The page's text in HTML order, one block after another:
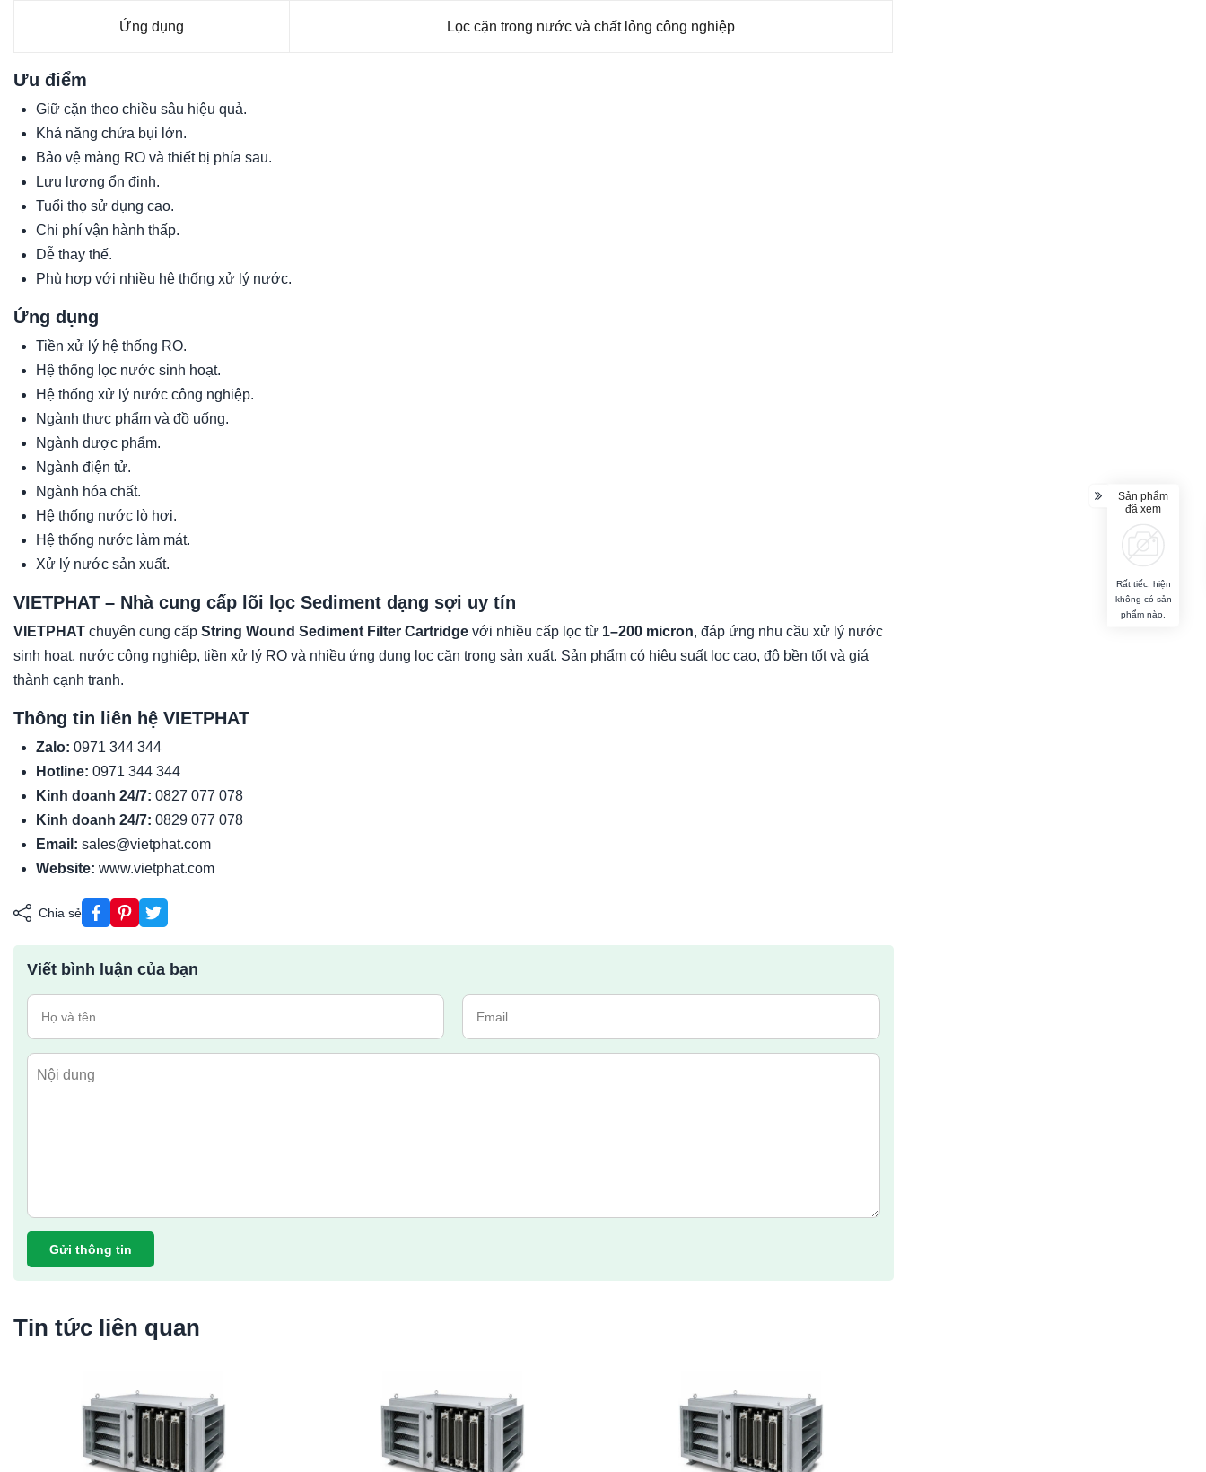
Ứng dụng Lọc cặn trong nước và chất lỏng công nghiệp
Ưu điểm
Giữ cặn theo chiều sâu hiệu quả.
Khả năng chứa bụi lớn.
Bảo vệ màng RO và thiết bị phía sau.
Lưu lượng ổn định.
Tuổi thọ sử dụng cao.
Chi phí vận hành thấp.
Dễ thay thế.
Phù hợp với nhiều hệ thống xử lý nước.
Ứng dụng
Tiền xử lý hệ thống RO.
Hệ thống lọc nước sinh hoạt.
Hệ thống xử lý nước công nghiệp.
Ngành thực phẩm và đồ uống.
Ngành dược phẩm.
Ngành điện tử.
Ngành hóa chất.
Hệ thống nước lò hơi.
Hệ thống nước làm mát.
Xử lý nước sản xuất.
VIETPHAT – Nhà cung cấp lõi lọc Sediment dạng sợi uy tín
VIETPHAT chuyên cung cấp String Wound Sediment Filter Cartridge với nhiều cấp lọc từ 1–200 micron, đáp ứng nhu cầu xử lý nước
sinh hoạt, nước công nghiệp, tiền xử lý RO và nhiều ứng dụng lọc cặn trong sản xuất. Sản phẩm có hiệu suất lọc cao, độ bền tốt và giá
thành cạnh tranh.
Thông tin liên hệ VIETPHAT
Zalo: 0971 344 344
Hotline: 0971 344 344
Kinh doanh 24/7: 0827 077 078
Kinh doanh 24/7: 0829 077 078
Email: sales@vietphat.com
Website: www.vietphat.com
Chia sẻ
Viết bình luận của bạn
Gửi thông tin
Tin tức liên quan
Sản phẩm
đã xem
Rất tiếc, hiện
không có sản
phẩm nào.